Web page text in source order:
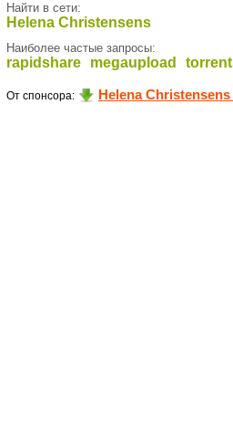
Найти в сети:
Helena Christensens
Наиболее частые запросы:
rapidshare megaupload
От спонсора: Helena